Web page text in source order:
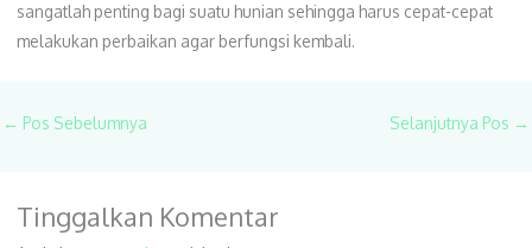
sangatlah penting bagi suatu hunian sehingga harus cepat-cepat
melakukan perbaikan agar berfungsi kembali.
← Pos Sebelumnya Selanjutnya Pos →
Tinggalkan Komentar